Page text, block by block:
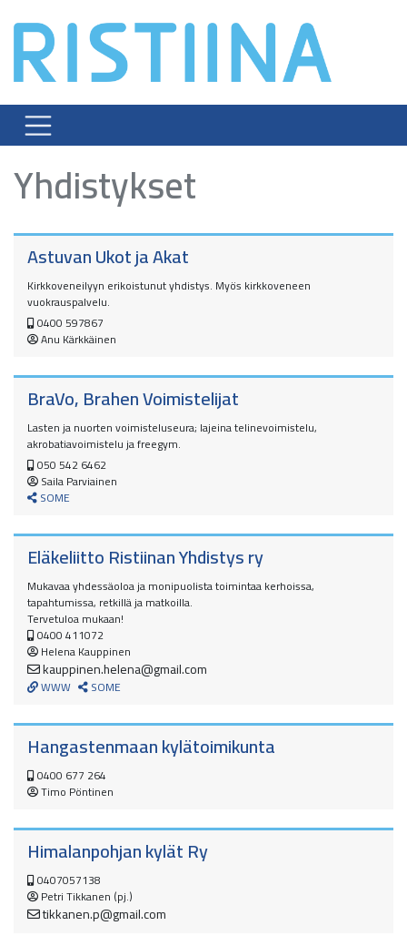
content
Yhdistykset
Astuvan Ukot ja Akat
Kirkkoveneilyyn erikoistunut yhdistys. Myös kirkkoveneen
vuokrauspalvelu.
0400 597867
Anu Kärkkäinen
BraVo, Brahen Voimistelijat
Lasten ja nuorten voimisteluseura; lajeina telinevoimistelu,
akrobatiavoimistelu ja freegym.
050 542 6462
Saila Parviainen
SOME
Eläkeliitto Ristiinan Yhdistys ry
Mukavaa yhdessäoloa ja monipuolista toimintaa kerhoissa,
tapahtumissa, retkillä ja matkoilla.
Tervetuloa mukaan!
0400 411072
Helena Kauppinen
kauppinen.helena@gmail.com
WWW SOME
Hangastenmaan kylätoimikunta
0400 677 264
Timo Pöntinen
Himalanpohjan kylät Ry
0407057138
Petri Tikkanen (pj.)
tikkanen.p@gmail.com